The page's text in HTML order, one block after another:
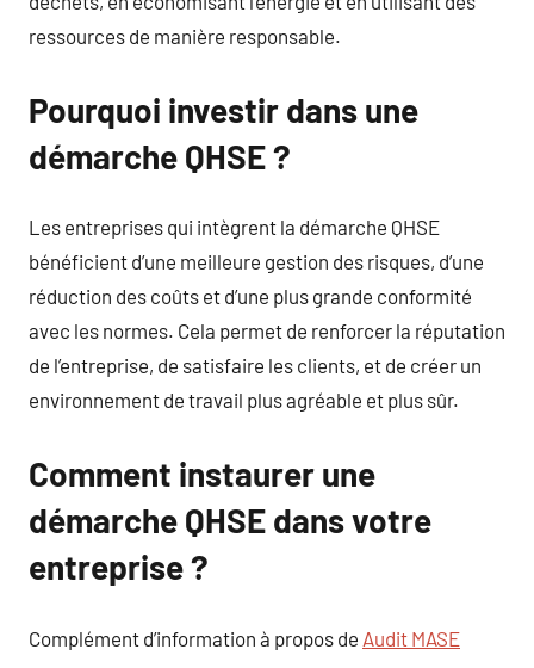
ressources de manière responsable.
Pourquoi investir dans une
démarche QHSE ?
Les entreprises qui intègrent la démarche QHSE
bénéficient d’une meilleure gestion des risques, d’une
réduction des coûts et d’une plus grande conformité
avec les normes. Cela permet de renforcer la réputation
de l’entreprise, de satisfaire les clients, et de créer un
environnement de travail plus agréable et plus sûr.
Comment instaurer une
démarche QHSE dans votre
entreprise ?
Complément d’information à propos de Audit MASE